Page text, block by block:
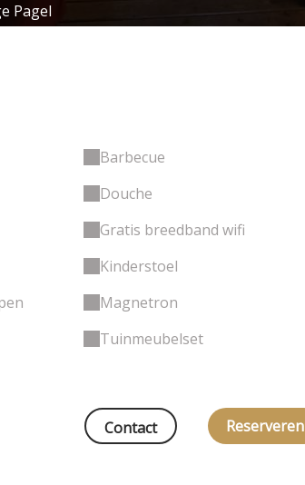
Pagel
Barbecue
Douche
Gratis breedband wifi
Kinderstoel
Magnetron
Tuinmeubelset
Contact Reserveren